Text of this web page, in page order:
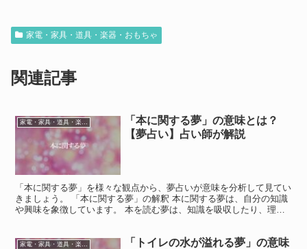
家電・家具・道具・楽器・おもちゃ
関連記事
家電・家具・道具・楽器・おもちゃ
「本に関する夢」の意味とは？
【夢占い】占い師が解説
「本に関する夢」を様々な観点から、夢占いが意味を分析して見てい
きましょう。 「本に関する夢」の解釈 本に関する夢は、自分の知識
や興味を象徴しています。 本を読む夢は、知識を吸収したり、理解
家電・家具・道具・楽器・おもちゃ
「トイレの水が溢れる夢」の意味